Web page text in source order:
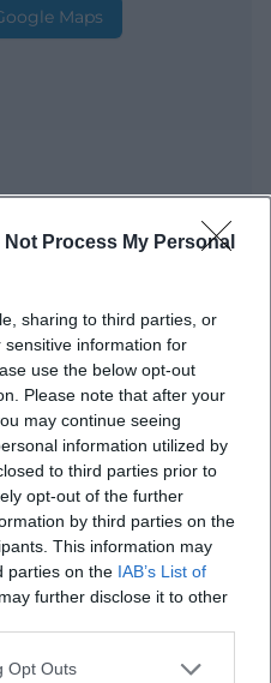
Not Process My Personal
sharing to third parties, or
information for
use the below opt-out
Please note that after your
may continue seeing
information utilized by
to third parties prior to
opt-out of the further
by third parties on the
This information may
parties on the IAB’s List of
further disclose it to other
Opt Outs
Maps